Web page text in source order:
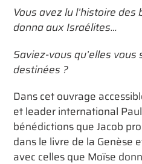
d'un
produit
votre
panier
Vous avez lu l’histoire
donna aux Israélites…
Saviez-vous qu’elles
destinées ?
Dans cet ouvrage
et leader international
bénédictions que Jacob
dans le livre de la Genèse
avec celles que Moïse